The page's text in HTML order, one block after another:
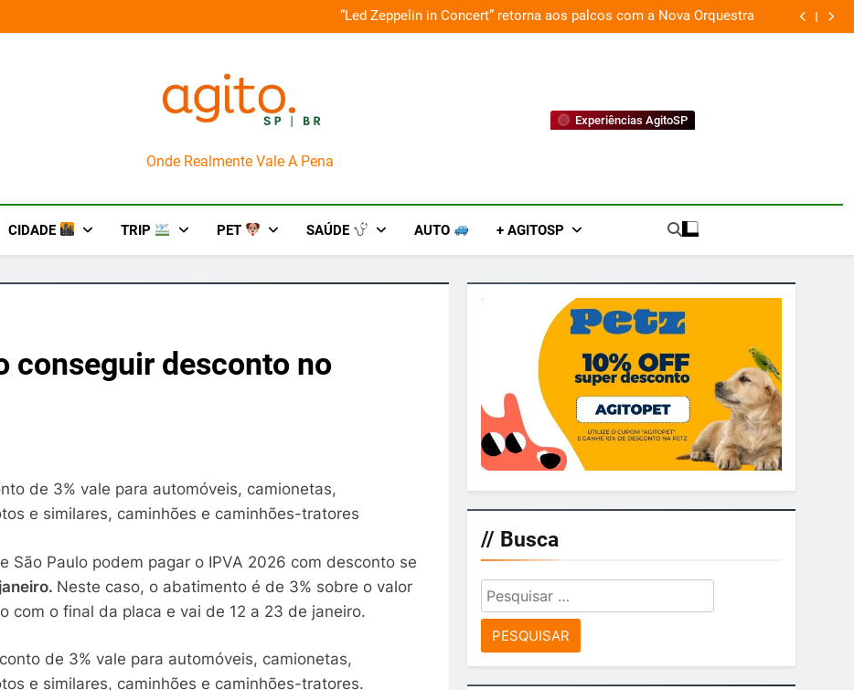
“Led Zeppelin in Concert” retorna aos palcos com a Nova Orquestra Cobasi
AgitoSP
Onde Realmente Vale A Pena
Experiências AgitoSP
CIDADE TRIP PET SAÚDE AUTO + AGITOSP
conseguir desconto no
de 3% vale para automóveis, camionetas,
e similares, caminhões e caminhões-tratores
São Paulo podem pagar o IPVA 2026 com desconto se
janeiro. Neste caso, o abatimento é de 3% sobre o valor
com o final da placa e vai de 12 a 23 de janeiro.
de 3% vale para automóveis, camionetas,
e similares, caminhões e caminhões-tratores.
// Busca
Pesquisar
por: